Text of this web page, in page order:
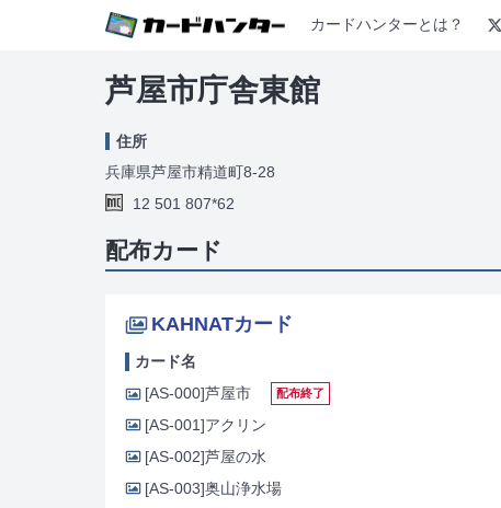
カードハンターとは？
芦屋市庁舎東館
住所
兵庫県芦屋市精道町8-28
12 501 807*62
配布カード
KAHNATカード
カード名
[AS-000]芦屋市 配布終了
[AS-001]アクリン
[AS-002]芦屋の水
[AS-003]奥山浄水場